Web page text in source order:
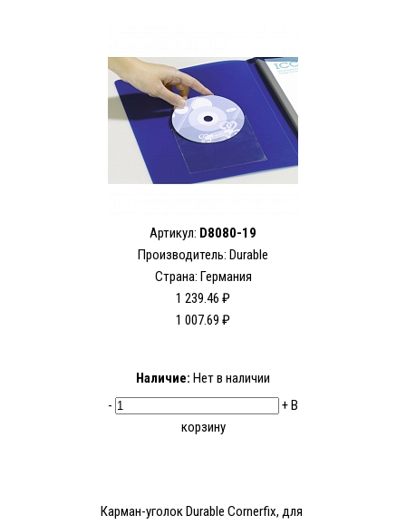
Артикул: D8080-19
Производитель: Durable
Страна: Германия
1 239.46 ₽
1 007.69 ₽
Наличие: Нет в наличии
-
+В
корзину
Карман-уголок Durable Cornerfix, для